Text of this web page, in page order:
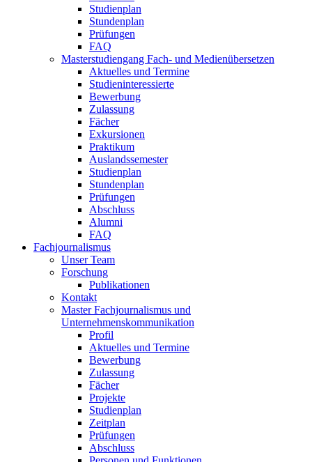
Studienplan
Stundenplan
Prüfungen
FAQ
Masterstudiengang Fach- und Medienübersetzen
Aktuelles und Termine
Studieninteressierte
Bewerbung
Zulassung
Fächer
Exkursionen
Praktikum
Auslandssemester
Studienplan
Stundenplan
Prüfungen
Abschluss
Alumni
FAQ
Fachjournalismus
Unser Team
Forschung
Publikationen
Kontakt
Master Fachjournalismus und
Unternehmenskommunikation
Profil
Aktuelles und Termine
Bewerbung
Zulassung
Fächer
Projekte
Studienplan
Zeitplan
Prüfungen
Abschluss